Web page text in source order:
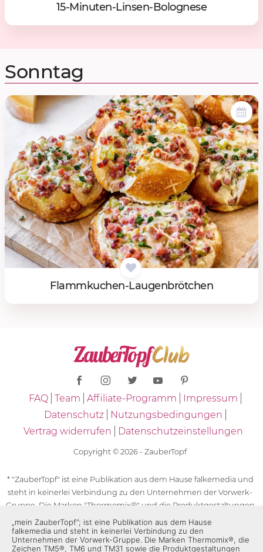
15-Mi­nu­ten-Lin­sen-Bo­lo­gne­se
Sonntag
Flamm­ku­chen-Lau­gen­bröt­chen
FAQ Team Affiliate-Programm
Impressum
Datenschutz
Nutzungsbedingungen
Vertrag widerrufen
Datenschutzeinstellungen
Copyright © 2026 - ZauberTopf
* "ZauberTopf" ist eine Publikation aus dem Hause falkemedia und
steht in keinerlei Verbindung zu den Unternehmen der Vorwerk-
Gruppe. Die Marken "Thermomix®" und die Produktgestaltungen
des "Thermomix®" sind eingetragene Marken der Unternehmen
der Vorwerk-Gruppe. Die Marken Thermomix®, die Zeichen TM5®,
TM6 und TM31 sowie die Produktgestaltungen des Thermomix®
„mein ZauberTopf”; ist eine Publikation aus dem Hause
falkemedia und steht in keinerlei Verbindung zu den
Unternehmen der Vorwerk-Gruppe. Die Marken Thermomix®, die
Zeichen TM5®, TM6 und TM31 sowie die Produktgestaltungen